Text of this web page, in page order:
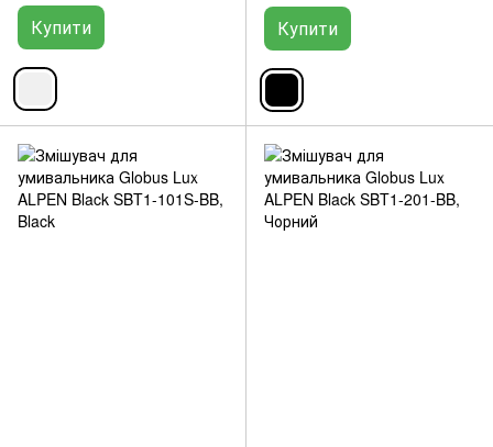
Купити Купити